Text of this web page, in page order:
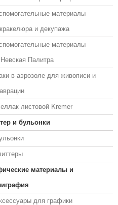
материалы
и декупажа
материалы
Палитра
в аэрозоле для живописи и
листовой Kremer
и бульонки
материалы и
для графики